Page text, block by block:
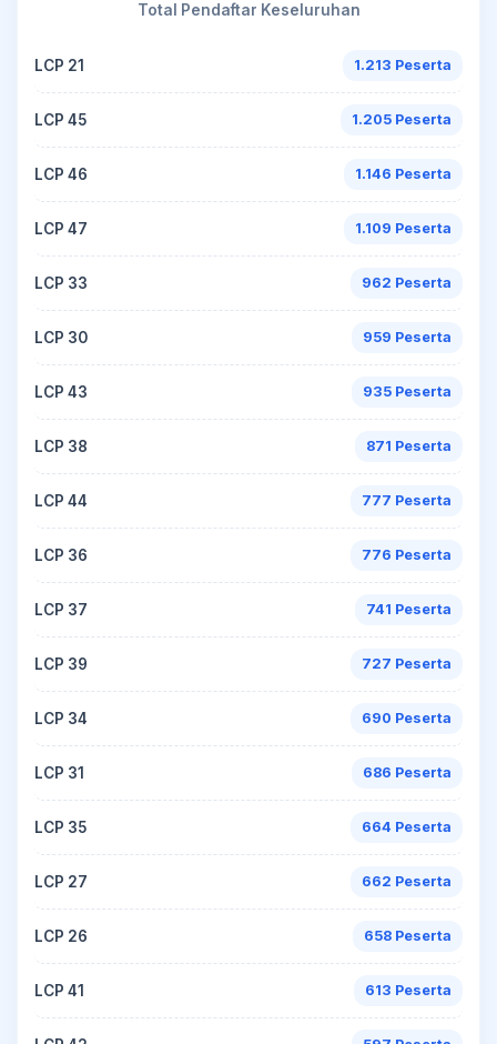
Total Pendaftar Keseluruhan
LCP 21 1.213 Peserta
LCP 45 1.205 Peserta
LCP 46 1.146 Peserta
LCP 47 1.109 Peserta
LCP 33 962 Peserta
LCP 30 959 Peserta
LCP 43 935 Peserta
LCP 38 871 Peserta
LCP 44 777 Peserta
LCP 36 776 Peserta
LCP 37 741 Peserta
LCP 39 727 Peserta
LCP 34 690 Peserta
LCP 31 686 Peserta
LCP 35 664 Peserta
LCP 27 662 Peserta
LCP 26 658 Peserta
LCP 41 613 Peserta